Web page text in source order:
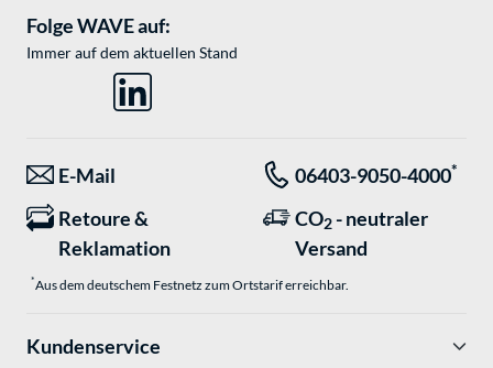
Folge WAVE auf:
Immer auf dem aktuellen Stand
E-Mail 06403-9050-4000*
Retoure &
Reklamation
CO2 - neutraler
Versand
*Aus dem deutschem Festnetz zum Ortstarif erreichbar.
Kundenservice